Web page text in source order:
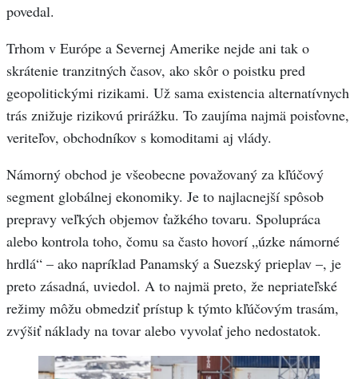
povedal.
Trhom v Európe a Severnej Amerike nejde ani tak o
skrátenie tranzitných časov, ako skôr o poistku pred
geopolitickými rizikami. Už sama existencia alternatívnych
trás znižuje rizikovú prirážku. To zaujíma najmä poisťovne,
veriteľov, obchodníkov s komoditami aj vlády.
Námorný obchod je všeobecne považovaný za kľúčový
segment globálnej ekonomiky. Je to najlacnejší spôsob
prepravy veľkých objemov ťažkého tovaru. Spolupráca
alebo kontrola toho, čomu sa často hovorí „úzke námorné
hrdlá“ – ako napríklad Panamský a Suezský prieplav –, je
preto zásadná, uviedol. A to najmä preto, že nepriateľské
režimy môžu obmedziť prístup k týmto kľúčovým trasám,
zvýšiť náklady na tovar alebo vyvolať jeho nedostatok.